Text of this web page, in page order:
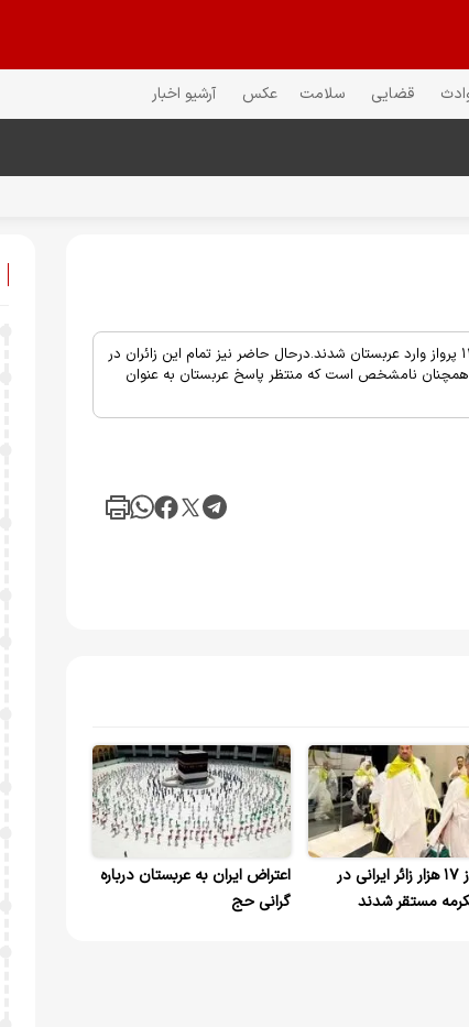
قضایی سلامت عکس آرشیو اخبار
سازمان حج و زیارت: تا پایان وقت اول خردادماه، ۲۹ هزار و ۹۸۱ زائر ایرانی با ۱۳۱ پرواز وارد عربستان شدند.درحال حاضر نیز تمام این زائران در
نامشخص است که منتظر پاسخ عربستان به عنوان
بیش از ۱۷ هزار زائر ایرانی در
مستقر شدند
اعتراض ایران به عربستان درباره
گرانی حج